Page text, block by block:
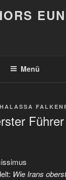
Menü
Wie Irans